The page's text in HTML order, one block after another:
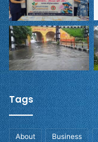
Tags
About Business